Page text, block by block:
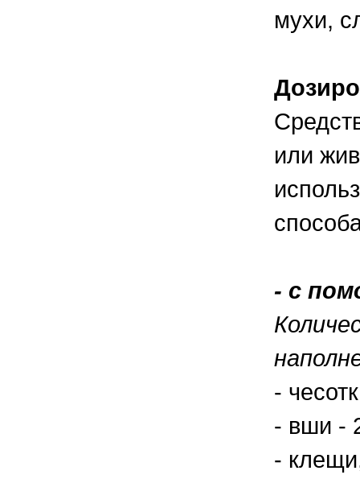
мухи,
или
- с
-
- вши -
-